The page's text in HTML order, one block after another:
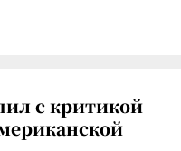
с критикой